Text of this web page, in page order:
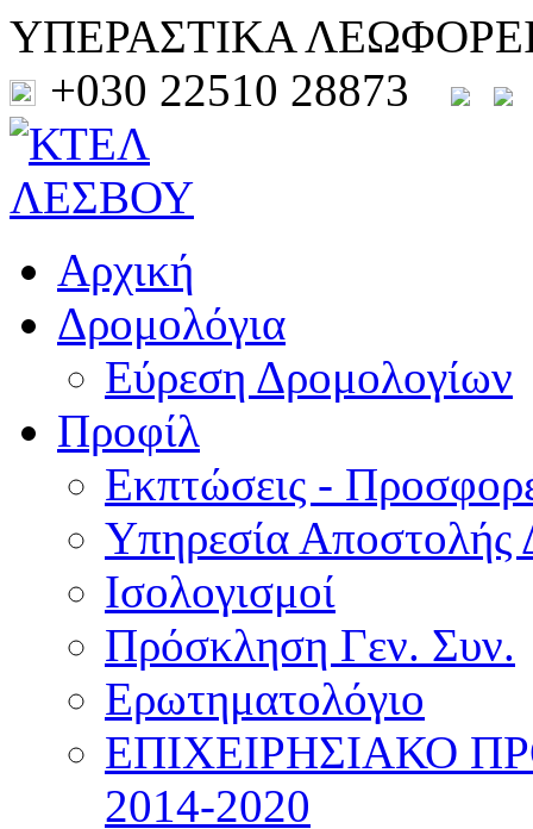
ΥΠΕΡΑΣΤΙΚΑ
+030 22510 28873
Αρχική
Δρομολόγια
Εύρεση Δρομολογίων
Προφίλ
Εκπτώσεις -
Υπηρεσία Αποστολής
Ισολογισμοί
Πρόσκληση Γεν. Συν.
Ερωτηματολόγιο
ΕΠΙΧΕΙΡΗΣΙΑΚΟ
2014-2020